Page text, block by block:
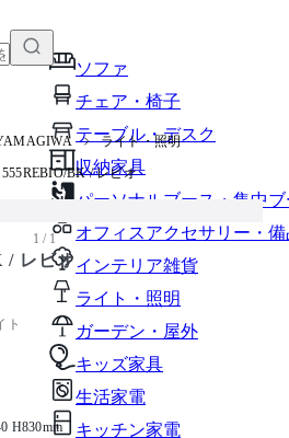
ソファ
チェア・椅子
テーブル・デスク
収納家具
パーソナルブース・集中
オフィスアクセサリー・備
インテリア雑貨
ライト・照明
ガーデン・屋外
キッズ家具
生活家電
キッチン家電
貼り付けて、カートに追加できます
ライト・照明
555REBIO/BK / レビオ
1 / 1
/ レビオ
ト
H830mm